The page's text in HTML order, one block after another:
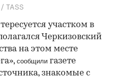
TASS
участком в
Черкизовский
на этом месте
сообщили газете
знакомые с